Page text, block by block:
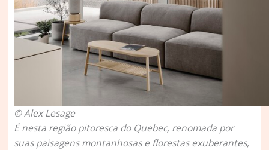
© Alex Lesage
É nesta região pitoresca do Quebec, renomada por
suas paisagens montanhosas e florestas exuberantes,